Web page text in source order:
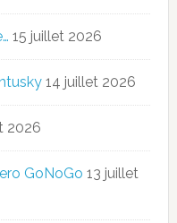
15 juillet 2026
14 juillet 2026
2026
GoNoGo 13 juillet